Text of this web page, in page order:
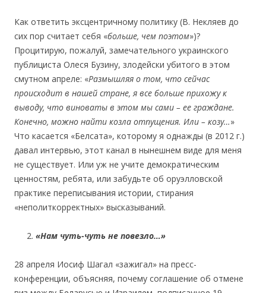
Как ответить эксцентричному политику (В. Некляев до
сих пор считает себя «больше, чем поэтом»)?
Процитирую, пожалуй, замечательного украинского
публициста Олеся Бузину, злодейски убитого в этом
смутном апреле: «Размышляя о том, что сейчас
происходит в нашей стране, я все больше прихожу к
выводу, что виноваты в этом мы сами – ее граждане.
Конечно, можно найти козла отпущения. Или – козу…»
Что касается «Белсата», которому я однажды (в 2012 г.)
давал интервью, этот канал в нынешнем виде для меня
не существует. Или уж не учите демократическим
ценностям, ребята, или забудьте об оруэлловской
практике переписывания истории, стирания
«неполиткорректных» высказываний.
«Нам чуть-чуть не повезло…»
28 апреля Иосиф Шагал «зажигал» на пресс-
конференции, объясняя, почему соглашение об отмене